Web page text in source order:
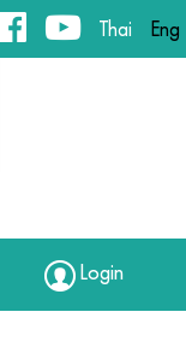
Thai Eng
Login